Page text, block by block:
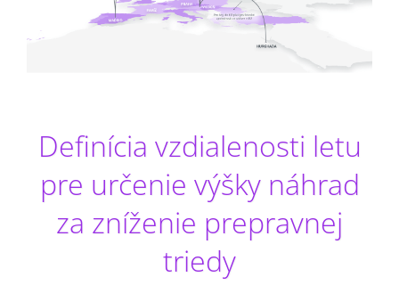
Definícia vzdialenosti letu
pre určenie výšky náhrad
za zníženie prepravnej
triedy